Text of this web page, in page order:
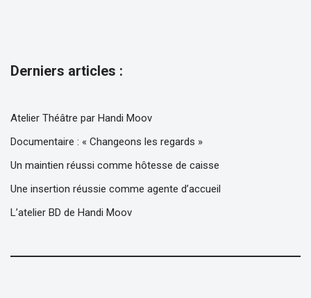
Derniers articles :
Atelier Théâtre par Handi Moov
Documentaire : « Changeons les regards »
Un maintien réussi comme hôtesse de caisse
Une insertion réussie comme agente d’accueil
L’atelier BD de Handi Moov